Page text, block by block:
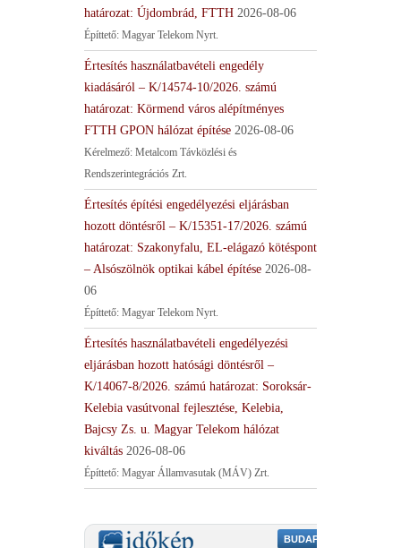
határozat: Újdombrád, FTTH 2026-08-06
Építtető: Magyar Telekom Nyrt.
Értesítés használatbavételi engedély
kiadásáról – K/14574-10/2026. számú
határozat: Körmend város alépítményes
FTTH GPON hálózat építése 2026-08-06
Kérelmező: Metalcom Távközlési és
Rendszerintegrációs Zrt.
Értesítés építési engedélyezési eljárásban
hozott döntésről – K/15351-17/2026. számú
határozat: Szakonyfalu, EL-elágazó kötéspont
– Alsószölnök optikai kábel építése 2026-08-
06
Építtető: Magyar Telekom Nyrt.
Értesítés használatbavételi engedélyezési
eljárásban hozott hatósági döntésről –
K/14067-8/2026. számú határozat: Soroksár-
Kelebia vasútvonal fejlesztése, Kelebia,
Bajcsy Zs. u. Magyar Telekom hálózat
kiváltás 2026-08-06
Építtető: Magyar Államvasutak (MÁV) Zrt.